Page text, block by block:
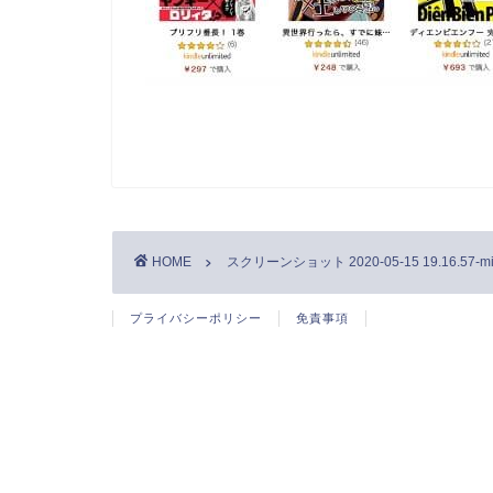
HOME スクリーンショット 2020-05-15 19.16.57-
プライバシーポリシー 免責事項